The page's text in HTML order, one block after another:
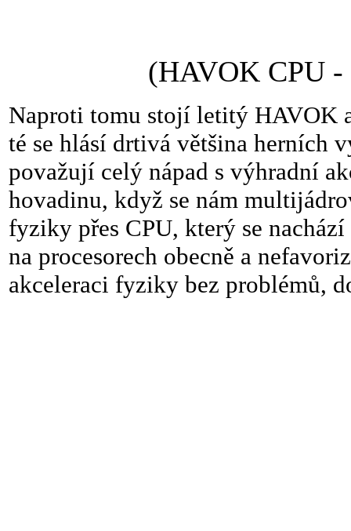
(HAVOK CPU -
Naproti tomu stojí letitý HAVOK
té se hlásí drtivá většina herních
považují celý nápad s výhradní
hovadinu, když se nám
fyziky přes CPU, který se
na procesorech obecně a
akceleraci fyziky bez problémů,